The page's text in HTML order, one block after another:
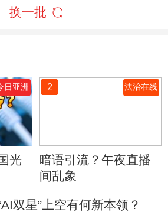
换一批
日亚洲
光
2 法治在线
暗语引流？午夜直播
间乱象
双星”上空有何新本领？